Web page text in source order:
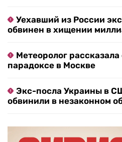
Уехавший из России
обвинен в хищении
Метеоролог
парадоксе в Москве
Экс-посла Украины в
обвинили в незаконном